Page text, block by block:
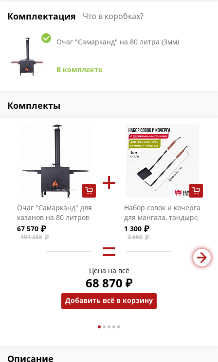
Комплектация Что в коробках?
Очаг "Самарканд" на 80 литра (3мм)
В комплекте
Комплекты
Очаг "Самарканд" для
казанов на 80 литров
(3 мм)
67 570
101 355
Набор совок и кочерга
для мангала, тандыра,
печи с деревянной
ручкой
1 300
2 560
Цена на всё
68 870 ₽
Добавить всё в корзину
Описание